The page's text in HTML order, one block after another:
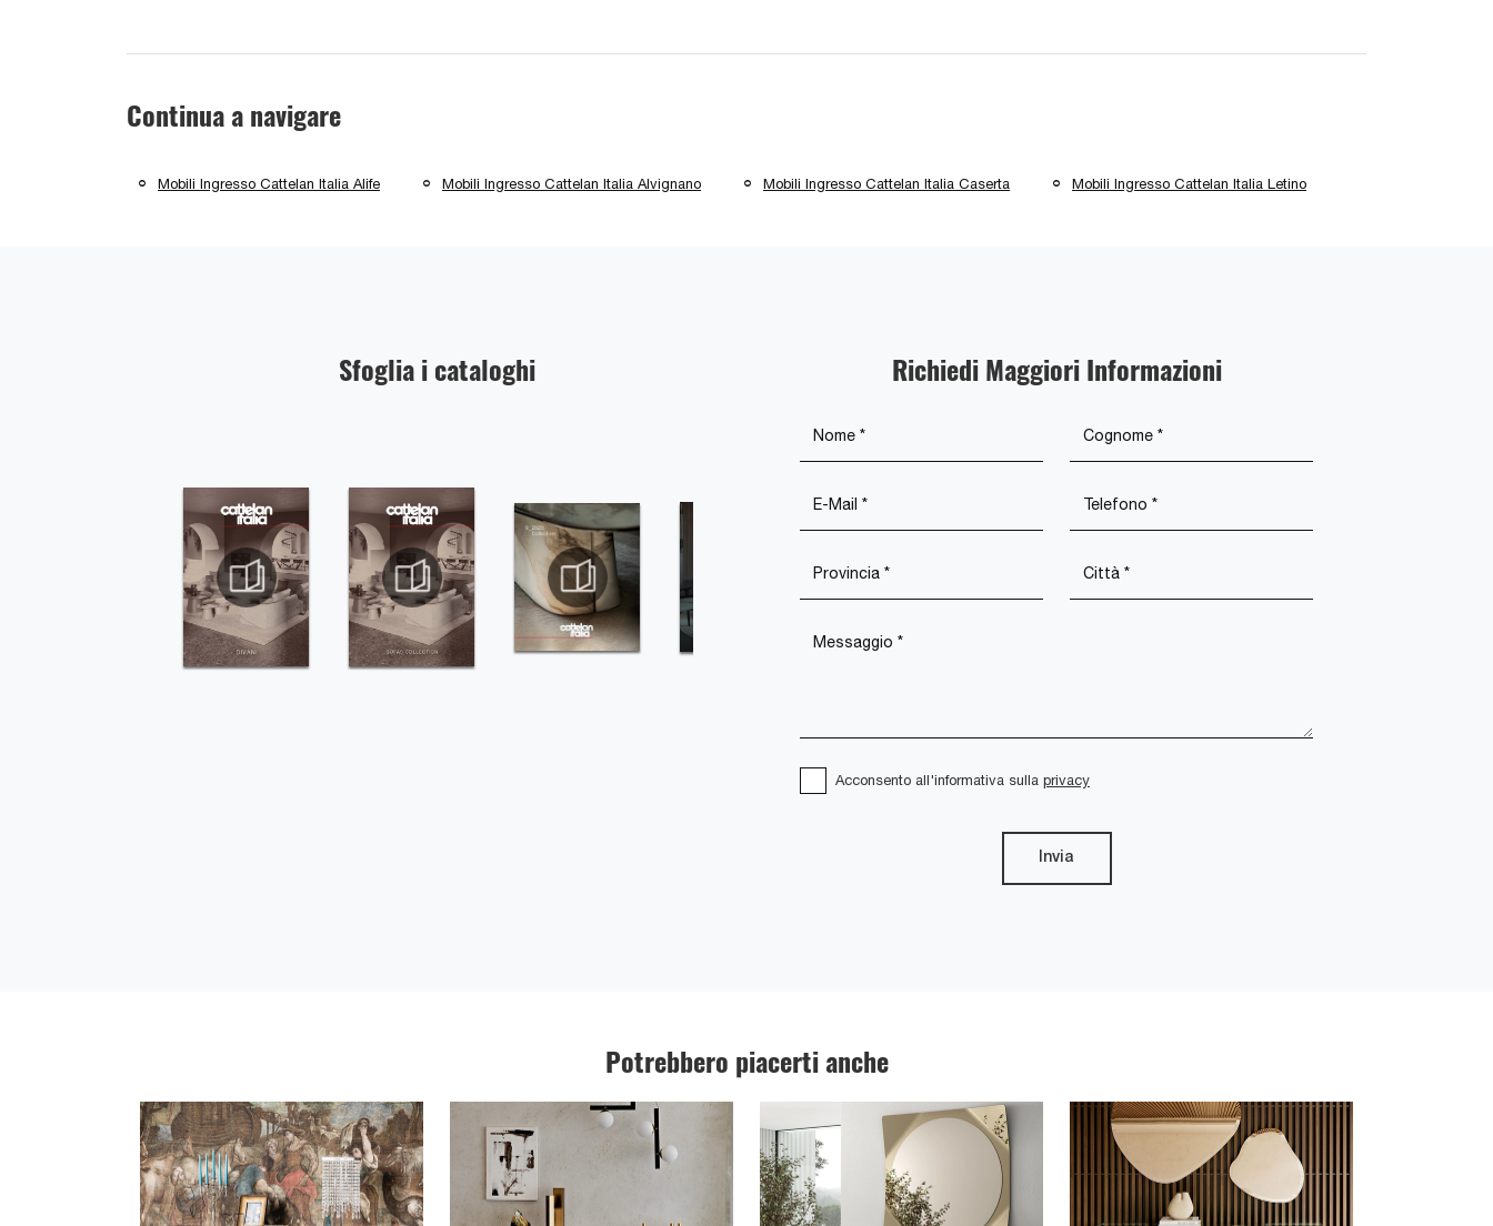
Continua a navigare
Mobili Ingresso Cattelan Italia Alife Mobili Ingresso Cattelan Italia Alvignano Mobili Ingresso Cattelan Italia Caserta Mobili Ingresso Cattelan Italia Letino
Sfoglia i cataloghi Richiedi Maggiori Informazioni
Acconsento all'informativa sulla privacy
Invia
Potrebbero piacerti anche